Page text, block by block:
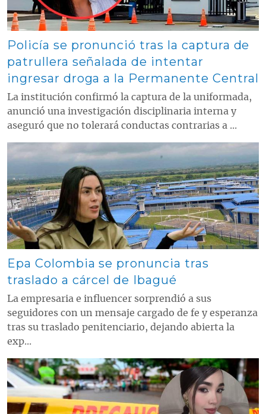
Policía se pronunció tras la captura de
patrullera señalada de intentar
ingresar droga a la Permanente Central
La institución confirmó la captura de la uniformada,
anunció una investigación disciplinaria interna y
aseguró que no tolerará conductas contrarias a ...
Contenido multimedia principal
Epa Colombia se pronuncia tras
traslado a cárcel de Ibagué
La empresaria e influencer sorprendió a sus
seguidores con un mensaje cargado de fe y esperanza
tras su traslado penitenciario, dejando abierta la
exp...
Contenido multimedia principal